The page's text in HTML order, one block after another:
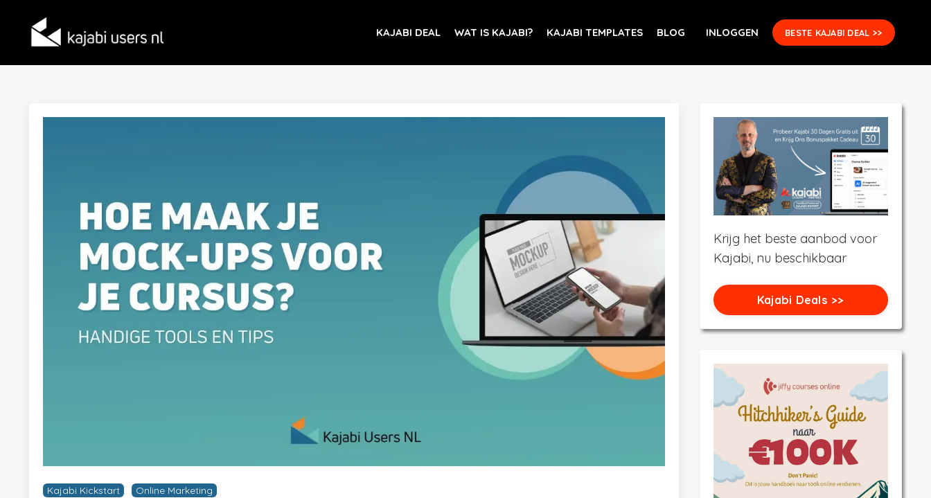
KAJABI DEAL WAT IS KAJABI? KAJABI TEMPLATES BLOG INLOGGEN BESTE KAJABI DEAL >>
Kajabi Kickstart Online Marketing
Krijg het beste aanbod voor
Kajabi, nu beschikbaar
Kajabi Deals >>